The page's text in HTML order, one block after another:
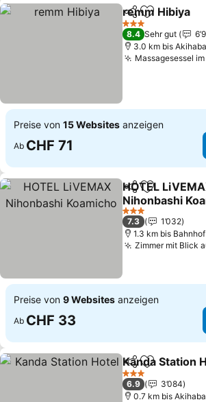
TeilenZu
remm Hibiya
3 Sterne
8.4 Sehr gut
3.0 km bis
Massagesessel
Preise von 15 Websites anzeigen
Ab CHF 71
TeilenZu
HOTEL
Nihonbashi
3 Sterne
7.3
1’032
1.3 km bis
Zimmer mit Blick
Preise von 9 Websites anzeigen
Ab CHF 33
TeilenZu
Kanda Station
3 Sterne
6.9
3’084
0.7 km bis